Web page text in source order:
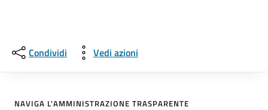
Condividi Vedi azioni
NAVIGA L'AMMINISTRAZIONE TRASPARENTE